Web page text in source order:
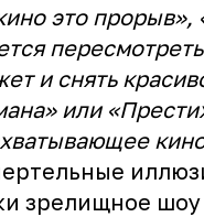
это
и снять
или
зрелищное